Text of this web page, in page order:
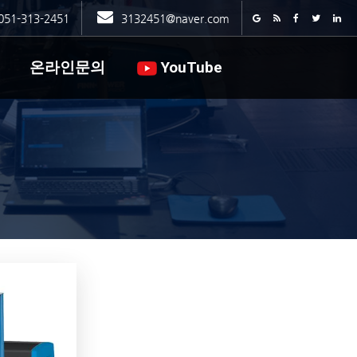
313-2451 3132451@naver.com
온라인문의 YouTube